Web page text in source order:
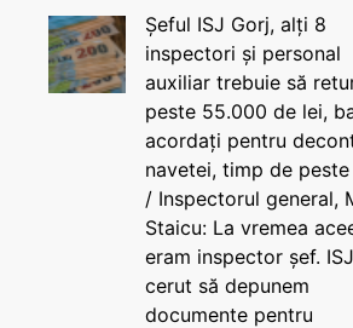
Șeful ISJ Gorj, alți 8
inspectori și personal
auxiliar trebuie să
peste 55.000 de lei,
acordați pentru
navetei, timp de peste
/ Inspectorul general,
Staicu: La vremea
eram inspector șef.
cerut să depunem
documente pentru